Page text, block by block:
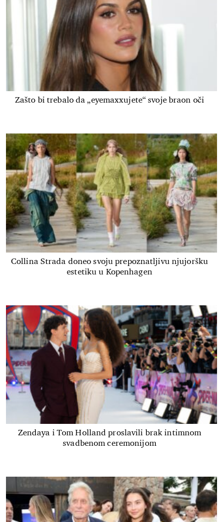
Zašto bi trebalo da „eyemaxxujete“ svoje braon oči
Collina Strada doneo svoju prepoznatljivu njujoršku
estetiku u Kopenhagen
Zendaya i Tom Holland proslavili brak intimnom
svadbenom ceremonijom